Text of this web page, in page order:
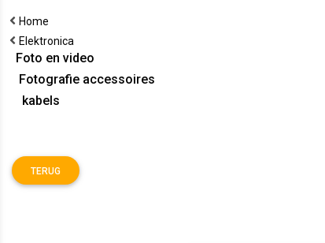
Home
Elektronica
Foto en video
Fotografie accessoires
kabels
TERUG